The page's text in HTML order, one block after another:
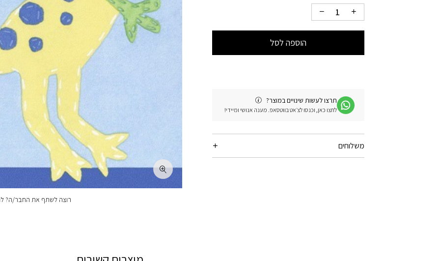
הוספה לסל
תרצו לעשות שינויים במוצר?
לחצו כאן, וכנסו לצ׳אט בווטסאפ. מענה אנושי ומיידי!
משלוחים
רוצה לשתף את החבר/ה?